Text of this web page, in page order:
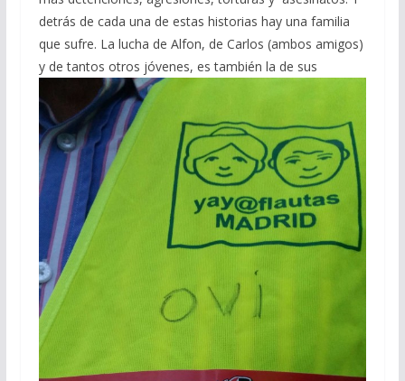
detrás de cada una de estas historias hay una familia
que sufre. La lucha de Alfon, de Carlos (ambos amigos)
y de tantos otros jóvenes, es también la de sus